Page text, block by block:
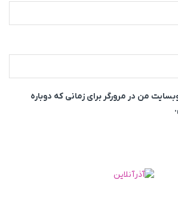
من در مرورگر برای زمانی که دوباره